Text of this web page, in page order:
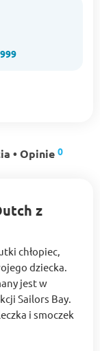
• Opinie 0
z
chłopiec,
dziecka.
jest w
Sailors Bay.
i smoczek